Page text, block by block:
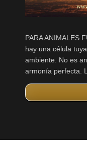
PARA ANIMALES
hay una célula
ambiente. No es
armonía perfecta.